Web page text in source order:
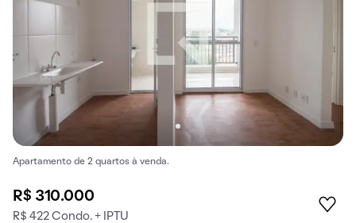
Apartamento de 2 quartos à venda.
R$ 310.000
R$ 422 Condo. + IPTU